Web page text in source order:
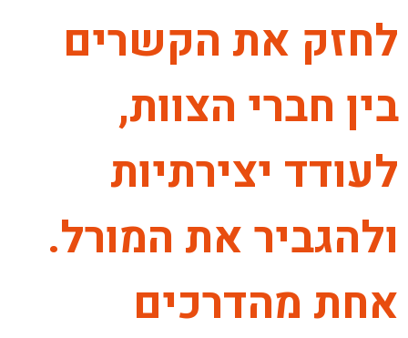
לחזק את הקשרים
בין חברי הצוות,
לעודד יצירתיות
ולהגביר את המורל.
אחת מהדרכים